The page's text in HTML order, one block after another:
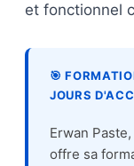
et fonctionnel
🎯
JOURS
Erwan
offre sa